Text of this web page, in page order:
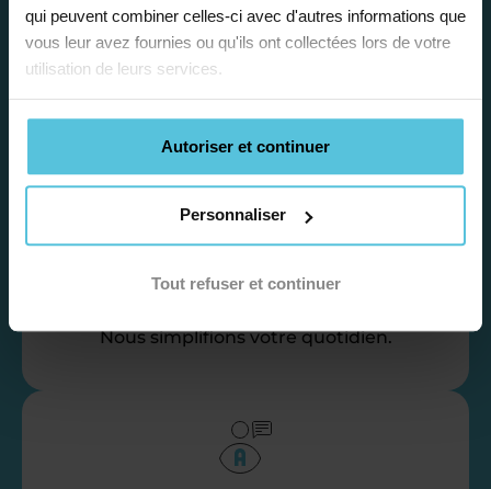
qui peuvent combiner celles-ci avec d'autres informations que
vous leur avez fournies ou qu'ils ont collectées lors de votre
utilisation de leurs services.
Autoriser et continuer
Personnaliser
Tout refuser et continuer
Déléguez vos tâches
administratives
jusqu’à la gestion de vos fiches de paie, vos
Nous simplifions votre quotidien.